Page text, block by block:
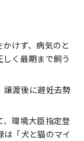
けず、病気のと
く最期まで飼う
譲渡後に避妊去勢
、環境大臣指定登
「犬と猫のマイ